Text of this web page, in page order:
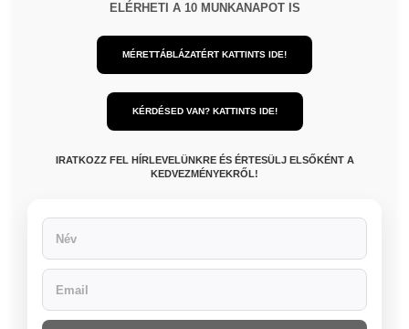
ELÉRHETI A 10 MUNKANAPOT IS
MÉRETTÁBLÁZATÉRT KATTINTS IDE!
KÉRDÉSED VAN? KATTINTS IDE!
IRATKOZZ FEL HÍRLEVELÜNKRE ÉS ÉRTESÜLJ ELSŐKÉNT A
KEDVEZMÉNYEKRŐL!